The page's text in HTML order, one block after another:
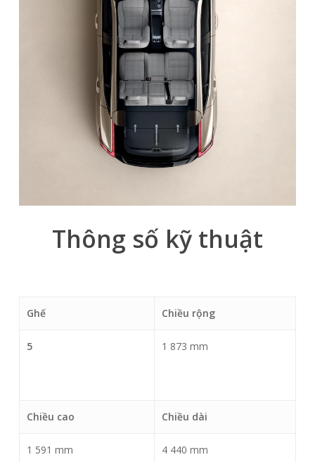
Thông số kỹ thuật
Ghế Chiều rộng
5 1 873 mm
Chiều cao Chiều dài
1 591 mm 4 440 mm